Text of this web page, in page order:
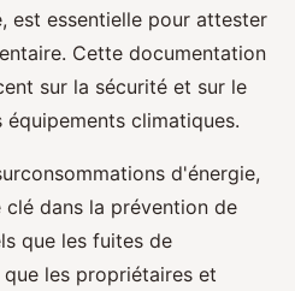
est essentielle pour attester
Cette documentation
sur la sécurité et sur le
climatiques.
d'énergie,
dans la prévention de
que les fuites de
les propriétaires et